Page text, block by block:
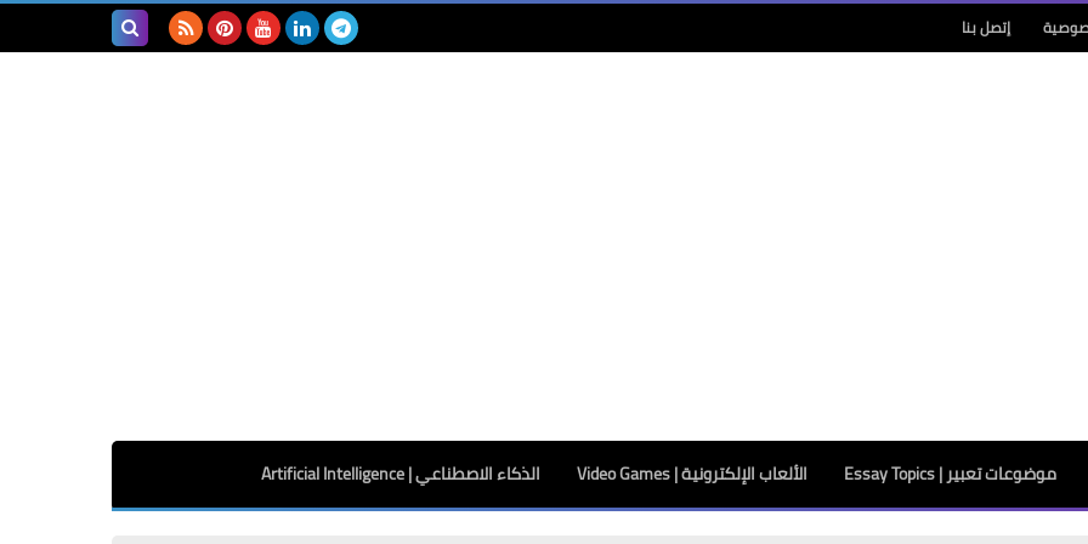
إتصل بنا
موضوعات تعبير | Essay Topics الألعاب الإلكترونية | Video Games الذكاء الاصطناعي | Artificial Intelligence